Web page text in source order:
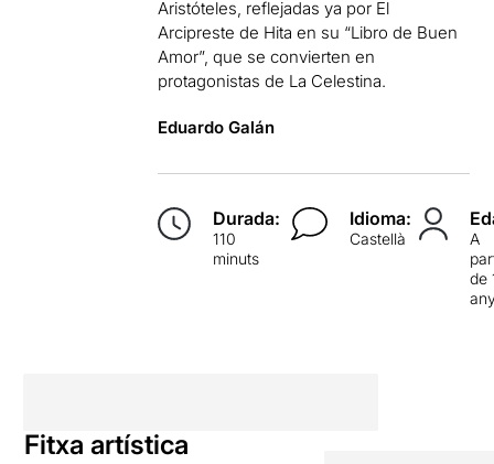
Aristóteles, reflejadas ya por El
Arcipreste de Hita en su “Libro de Buen
Amor”, que se convierten en
protagonistas de La Celestina.
Eduardo Galán
Durada:
110
minuts
Idioma:
Castellà
A
de
Fitxa artística